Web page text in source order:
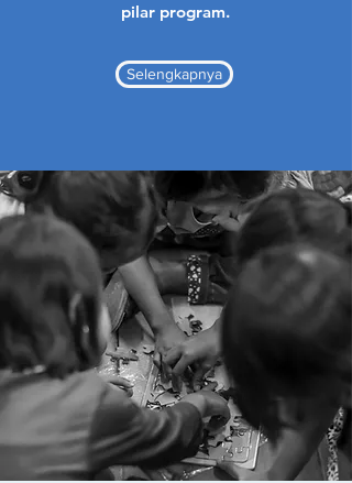
pilar program.
Selengkapnya